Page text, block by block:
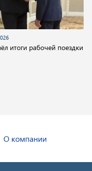
итоги рабочей поездки
О компании